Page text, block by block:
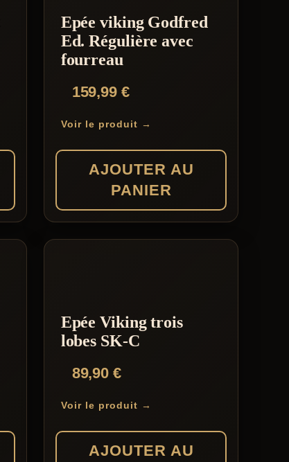
Epée viking Godfred
Ed. Régulière avec
fourreau
159,99 €
Voir le produit →
AJOUTER AU
PANIER
Epée Viking trois
lobes SK-C
89,90€
Voir le produit →
AJOUTER AU